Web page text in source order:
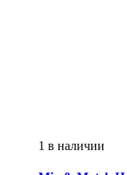
1 в наличии